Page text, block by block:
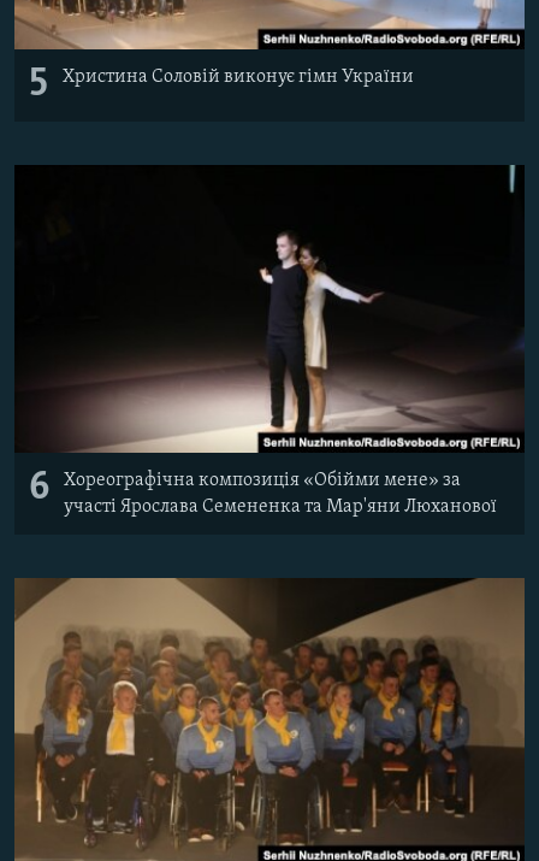
5 Христина Соловій виконує гімн України
6
Хореографічна композиція «Обійми мене» за
участі Ярослава Семененка та Мар'яни Люханової